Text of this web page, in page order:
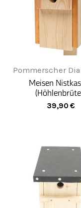
Pommerscher
Meisen
39,90 €